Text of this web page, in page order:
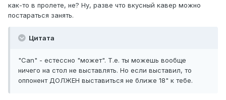
как-то в пролете, не? Ну, разве что вкусный кавер можно
постараться занять.
Цитата
"Can" - естессно "может". Т.е. ты можешь вообще
ничего на стол не выставлять. Но если выставил, то
оппонент ДОЛЖЕН выставиться не ближе 18" к тебе.